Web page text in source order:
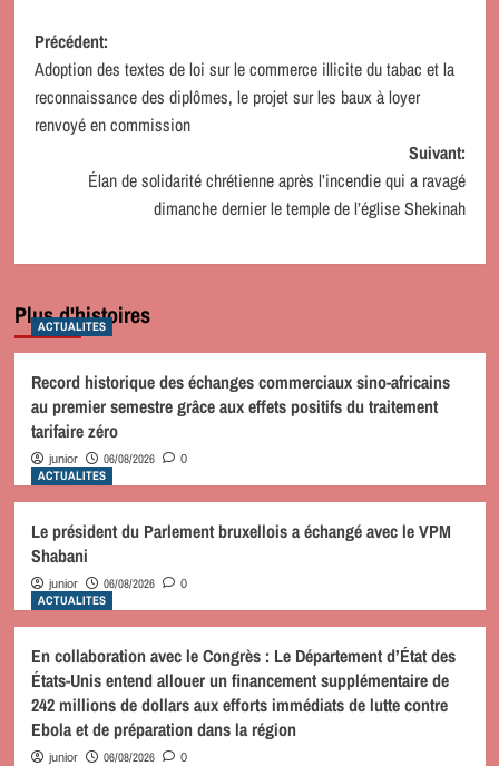
Navigation
d’article
Précédent:
Adoption des textes de loi sur le commerce illicite du tabac et la
reconnaissance des diplômes, le projet sur les baux à loyer
renvoyé en commission
Suivant:
Élan de solidarité chrétienne après l’incendie qui a ravagé
dimanche dernier le temple de l’église Shekinah
Plus d'histoires
ACTUALITES
Record historique des échanges commerciaux sino-africains
au premier semestre grâce aux effets positifs du traitement
tarifaire zéro
junior 06/08/2026 0
ACTUALITES
Le président du Parlement bruxellois a échangé avec le VPM
Shabani
junior 06/08/2026 0
ACTUALITES
En collaboration avec le Congrès : Le Département d’État des
États-Unis entend allouer un financement supplémentaire de
242 millions de dollars aux efforts immédiats de lutte contre
Ebola et de préparation dans la région
junior 06/08/2026 0